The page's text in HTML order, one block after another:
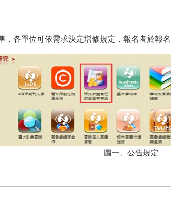
各單位可依需求決定增修規定，報名者於報名
圖一、公告規定